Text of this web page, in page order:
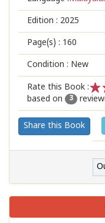
Edition : 2025
Page(s) : 160
Condition : New
Rate this Book :
1
based on
3
Share this Book